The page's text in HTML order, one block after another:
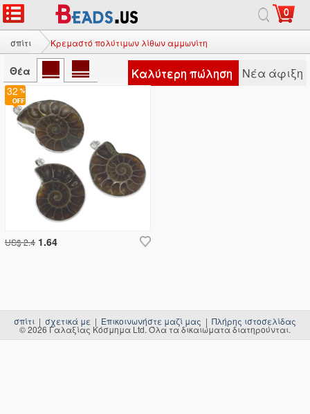
0
σπίτι Κρεμαστό πολύτιμων λίθων αμμωνίτη
Θέα Καλύτερη πώληση Νέα άφιξη
32
US$ 2.4 1.64
σπίτι | σχετικά με | Επικοινωνήστε μαζί μας | Πλήρης ιστοσελίδας
© 2026 Γαλαξίας Κόσμημα Ltd. Όλα τα δικαιώματα διατηρούνται.